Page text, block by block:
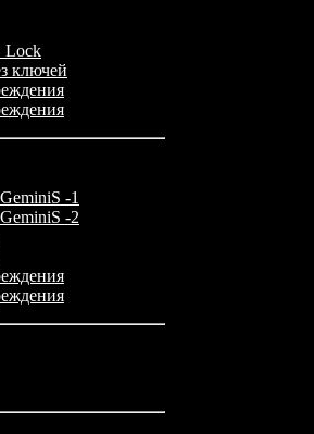
Lock
ключей
-1
-2